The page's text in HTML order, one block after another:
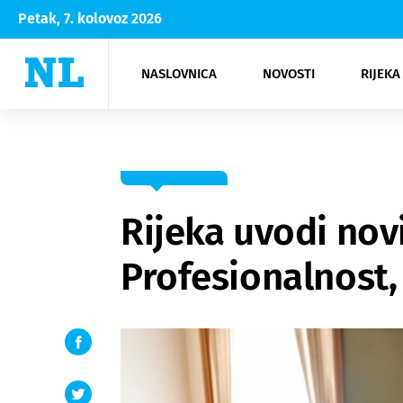
Petak, 7. kolovoz 2026
NASLOVNICA NOVOSTI
Rijeka Opatija
NK
Moda
Kultura
Rijeka uvodi